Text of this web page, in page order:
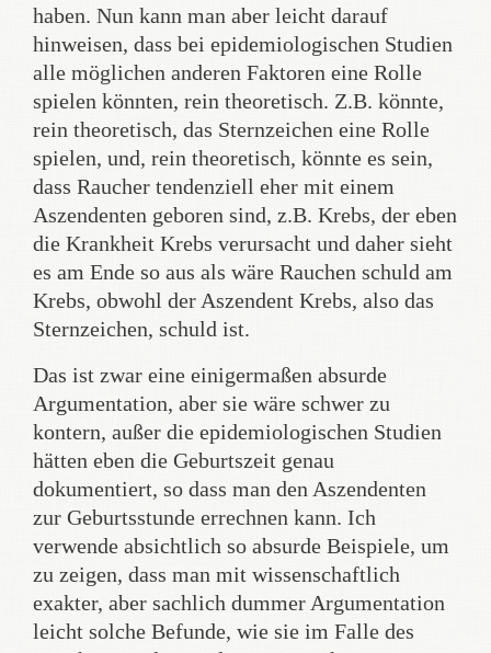
haben. Nun kann man aber leicht darauf
hinweisen, dass bei epidemiologischen Studien
alle möglichen anderen Faktoren eine Rolle
spielen könnten, rein theoretisch. Z.B. könnte,
rein theoretisch, das Sternzeichen eine Rolle
spielen, und, rein theoretisch, könnte es sein,
dass Raucher tendenziell eher mit einem
Aszendenten geboren sind, z.B. Krebs, der eben
die Krankheit Krebs verursacht und daher sieht
es am Ende so aus als wäre Rauchen schuld am
Krebs, obwohl der Aszendent Krebs, also das
Sternzeichen, schuld ist.
Das ist zwar eine einigermaßen absurde
Argumentation, aber sie wäre schwer zu
kontern, außer die epidemiologischen Studien
hätten eben die Geburtszeit genau
dokumentiert, so dass man den Aszendenten
zur Geburtsstunde errechnen kann. Ich
verwende absichtlich so absurde Beispiele, um
zu zeigen, dass man mit wissenschaftlich
exakter, aber sachlich dummer Argumentation
leicht solche Befunde, wie sie im Falle des